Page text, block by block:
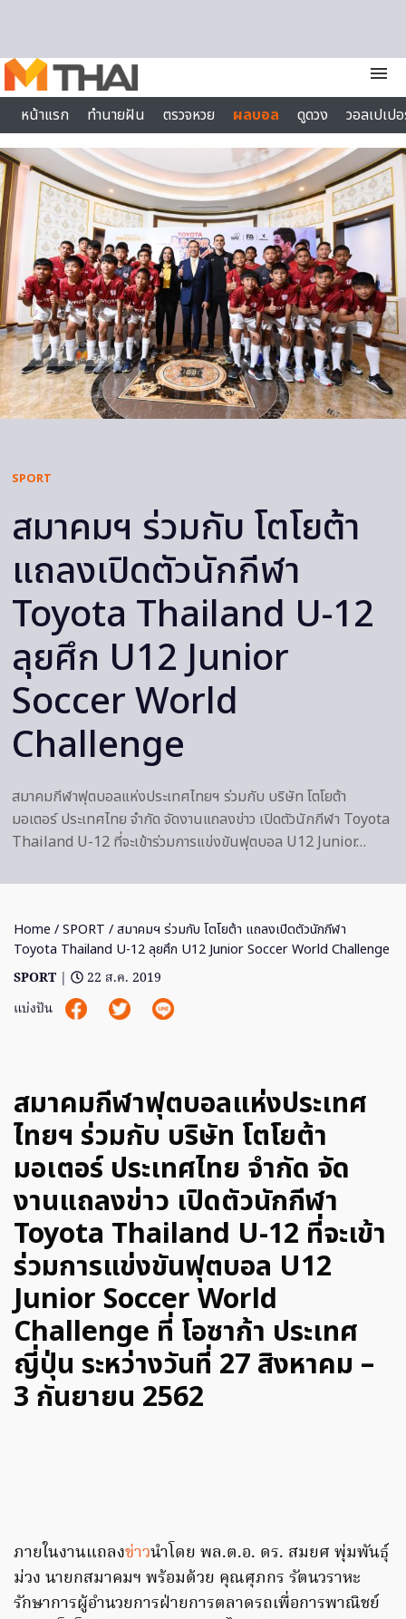
menu
หน้าแรก
ทำนายฝัน ตรวจหวย ผลบอล ดูดวง
วอลเปเป
ไลฟ์สไตล์
SPORT
สมาคมฯ ร่วมกับ โตโยต้า
แถลงเปิดตัวนักกีฬา
Toyota Thailand U-12
ลุยศึก U12 Junior
Soccer World
Challenge
สมาคมกีฬาฟุตบอลแห่งประเทศไทยฯ ร่วมกับ บริษัท โตโยต้า
มอเตอร์ ประเทศไทย จำกัด จัดงานแถลงข่าว เปิดตัวนักกีฬา Toyota
Thailand U-12 ที่จะเข้าร่วมการแข่งขันฟุตบอล U12 Junior…
Home /SPORT / สมาคมฯ ร่วมกับ โตโยต้า แถลงเปิดตัวนักกีฬา
Toyota Thailand U-12 ลุยศึก U12 Junior Soccer World Challenge
SPORT |
22 ส.ค. 2019
แบ่งปัน
สมาคมกีฬาฟุตบอลแห่งประเทศ
ไทยฯ ร่วมกับ บริษัท โตโยต้า
มอเตอร์ ประเทศไทย จำกัด จัด
งานแถลงข่าว เปิดตัวนักกีฬา
Toyota Thailand U-12 ที่จะเข้า
ร่วมการแข่งขันฟุตบอล U12
Junior Soccer World
Challenge ที่ โอซาก้า ประเทศ
ญี่ปุ่น ระหว่างวันที่ 27 สิงหาคม –
3 กันยายน 2562
ภายในงานแถลงข่าวนำโดย พล.ต.อ. ดร. สมยศ พุ่มพันธุ์
ม่วง นายกสมาคมฯ พร้อมด้วย คุณศุภกร รัตนวราหะ
รักษาการผู้อำนวยการฝ่ายการตลาดรถเพื่อการพาณิชย์